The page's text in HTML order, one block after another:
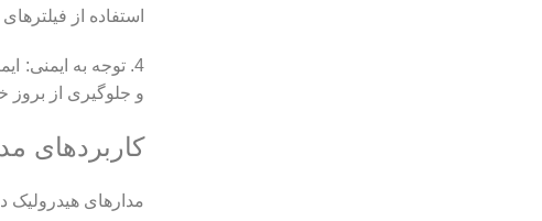
استفاده از
4. توجه به ایمنی:
و جلوگیری از
کاربردهای
مدارهای هیدرولیک